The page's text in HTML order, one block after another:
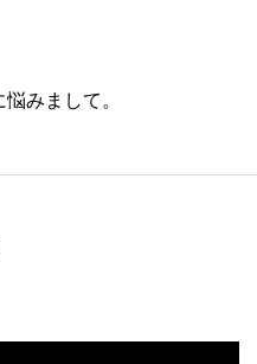
みまして。